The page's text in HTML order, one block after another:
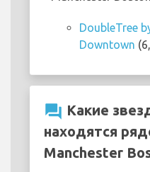
DoubleTree
Downtown
question_answer Какие
находятся
Manchester